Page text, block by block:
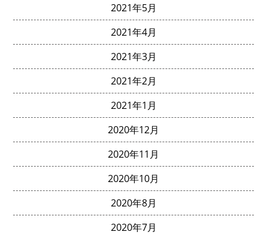
2021年5月
2021年4月
2021年3月
2021年2月
2021年1月
2020年12月
2020年11月
2020年10月
2020年8月
2020年7月